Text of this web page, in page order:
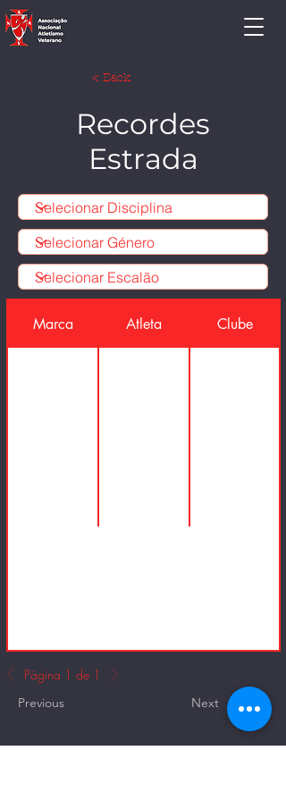
< Back
Recordes
Estrada
Marca Atleta Clube
Página 1 de 1
Previous Next